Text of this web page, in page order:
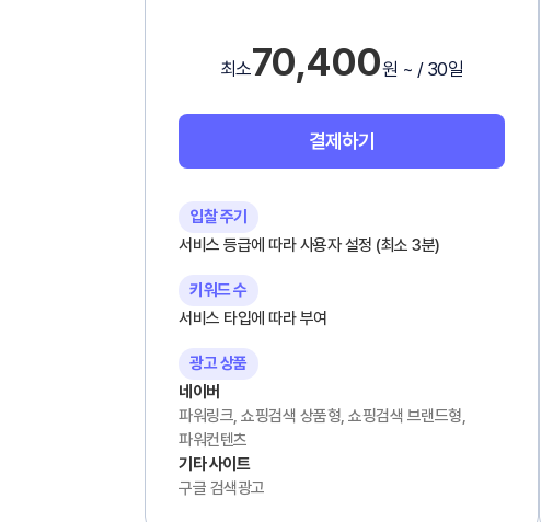
최소70,400원 ~ / 30일
결제하기
입찰 주기
서비스 등급에 따라 사용자 설정 (최소 3분)
키워드 수
서비스 타입에 따라 부여
광고 상품
네이버
파워링크, 쇼핑검색 상품형, 쇼핑검색 브랜드형,
파워컨텐츠
기타 사이트
구글 검색광고